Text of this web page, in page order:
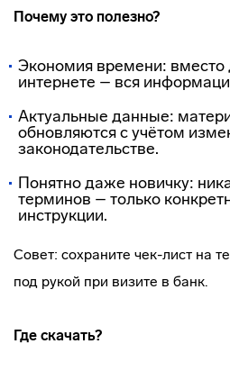
Почему это полезно?
Экономия времени: вместо
интернете – вся
Актуальные данные:
обновляются с учётом
законодательстве.
Понятно даже новичку:
терминов – только
инструкции.
Совет: сохраните чек-лист на
под рукой при визите в банк.
Где скачать?